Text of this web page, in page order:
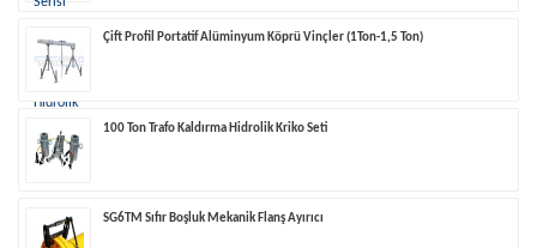
Çift Profil Portatif Alüminyum Köprü Vinçler (1Ton-1,5 Ton)
100 Ton Trafo Kaldırma Hidrolik Kriko Seti
SG6TM Sıfır Boşluk Mekanik Flanş Ayırıcı